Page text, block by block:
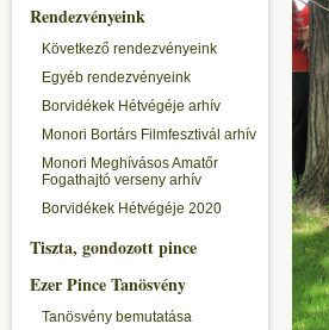
Rendezvényeink
Következő rendezvényeink
Egyéb rendezvényeink
Borvidékek Hétvégéje arhív
Monori Bortárs Filmfesztivál arhív
Monori Meghívásos Amatőr
Fogathajtó verseny arhív
Borvidékek Hétvégéje 2020
Tiszta, gondozott pince
Ezer Pince Tanösvény
Tanösvény bemutatása